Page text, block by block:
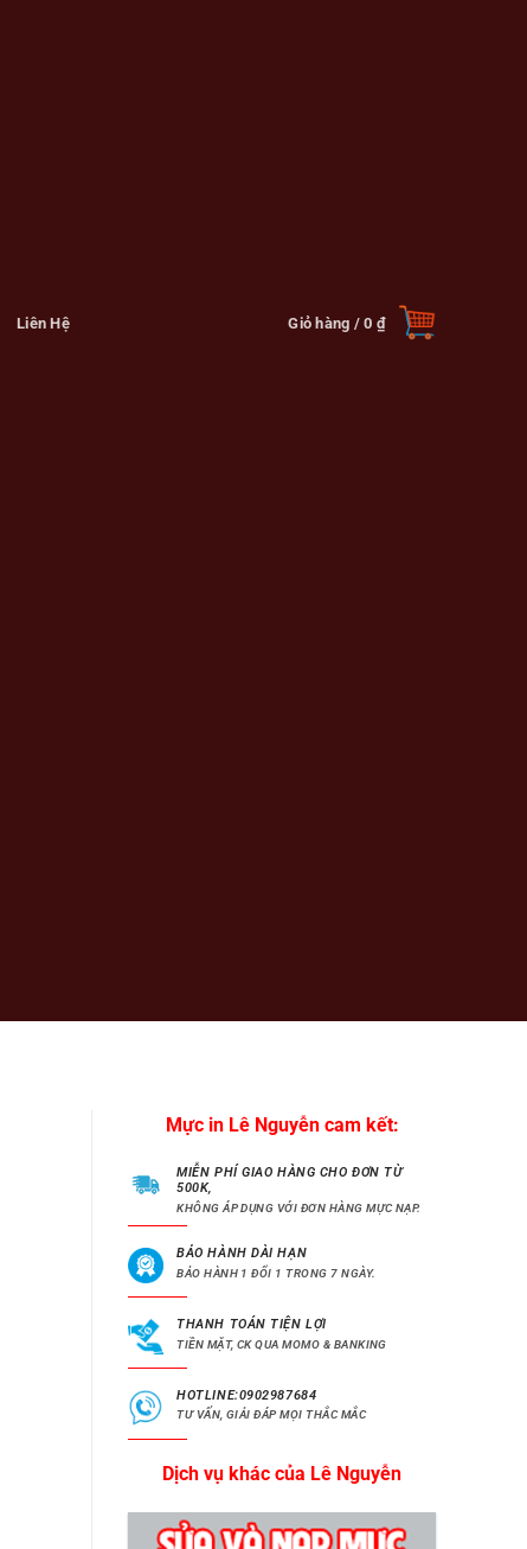
Liên Hệ Giỏ hàng /0 ₫
Mực in Lê Nguyễn cam kết:
MIỄN PHÍ GIAO HÀNG CHO ĐƠN TỪ
500K,
KHÔNG ÁP DỤNG VỚI ĐƠN HÀNG MỰC NẠP.
BẢO HÀNH DÀI HẠN
BẢO HÀNH 1 ĐỔI 1 TRONG 7 NGÀY.
THANH TOÁN TIỆN LỢI
TIỀN MẶT, CK QUA MOMO & BANKING
HOTLINE:0902987684
TƯ VẤN, GIẢI ĐÁP MỌI THẮC MẮC
Dịch vụ khác của Lê Nguyễn